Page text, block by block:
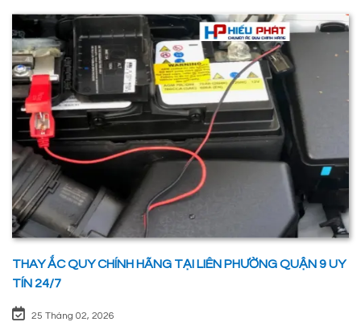
Hữu Quận 9 một cách nhanh chóng, chuyên nghiệp và đảm bảo
mọi hoạt động của các phương tiên giao thông không bị gián
đoạn. 1. Dịch vụ thay ắc quy tận nơi tại Phường Phú Hữu Quận 9
nhanh chóng, uy tín
THAY ẮC QUY CHÍNH HÃNG TẠI LIÊN PHƯỜNG QUẬN 9 UY
TÍN 24/7
25 Tháng 02, 2026